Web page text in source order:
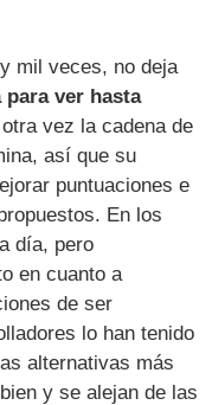
mil veces, no deja
ver hasta
vez la cadena de
así que su
puntuaciones e
En los
día, pero
en cuanto a
de ser
lo han tenido
alternativas más
y se alejan de las